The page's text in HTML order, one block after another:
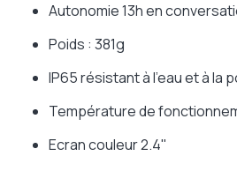
Autonomie 13h en
Poids : 381g
IP65 résistant à l'eau et à la
Température de
Ecran couleur 2.4"